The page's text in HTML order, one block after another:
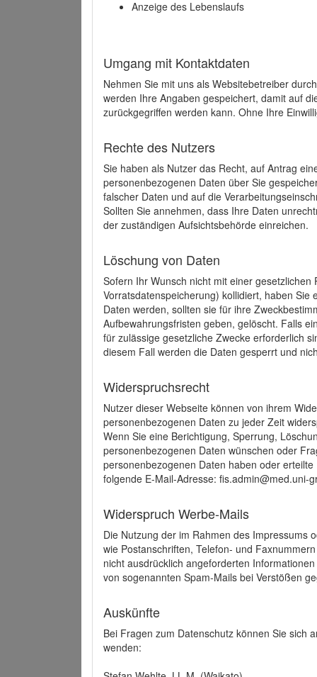
Anzeige des Lebenslaufs
Umgang mit Kontaktdaten
Nehmen Sie mit uns als Websitebetreiber
werden Ihre Angaben gespeichert, damit auf
zurückgegriffen werden kann. Ohne Ihre
Rechte des Nutzers
Sie haben als Nutzer das Recht, auf Antrag
personenbezogenen Daten über Sie
falscher Daten und auf die
Sollten Sie annehmen, dass Ihre Daten
der zuständigen Aufsichtsbehörde einreichen.
Löschung von Daten
Sofern Ihr Wunsch nicht mit einer
Vorratsdatenspeicherung) kollidiert, haben
Daten werden, sollten sie für ihre
Aufbewahrungsfristen geben, gelöscht. Falls
für zulässige gesetzliche Zwecke erforderlich
diesem Fall werden die Daten gesperrt und
Widerspruchsrecht
Nutzer dieser Webseite können von ihrem
personenbezogenen Daten zu jeder Zeit
Wenn Sie eine Berichtigung, Sperrung,
personenbezogenen Daten wünschen oder
personenbezogenen Daten haben oder
folgende E-Mail-Adresse: fis.admin@med.uni-
Widerspruch Werbe-Mails
Die Nutzung der im Rahmen des Impressums
wie Postanschriften, Telefon- und
nicht ausdrücklich angeforderten
von sogenannten Spam-Mails bei Verstößen
Auskünfte
Bei Fragen zum Datenschutz können Sie sich
wenden: